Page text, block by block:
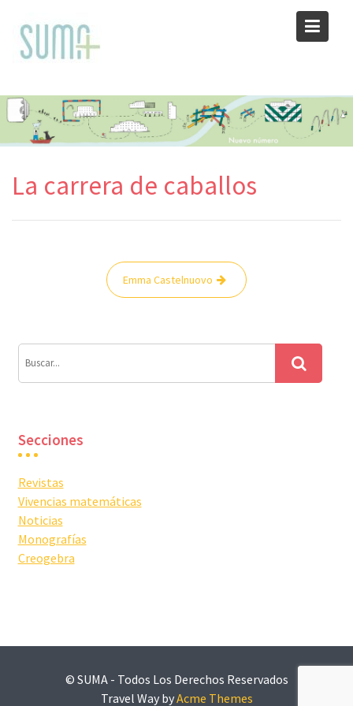
content
La carrera de caballos
Navegación
Emma Castelnuovo
Secciones
Revistas
Vivencias matemáticas
Noticias
Monografías
Creogebra
© SUMA - Todos Los Derechos Reservados
Travel Way byAcme Themes